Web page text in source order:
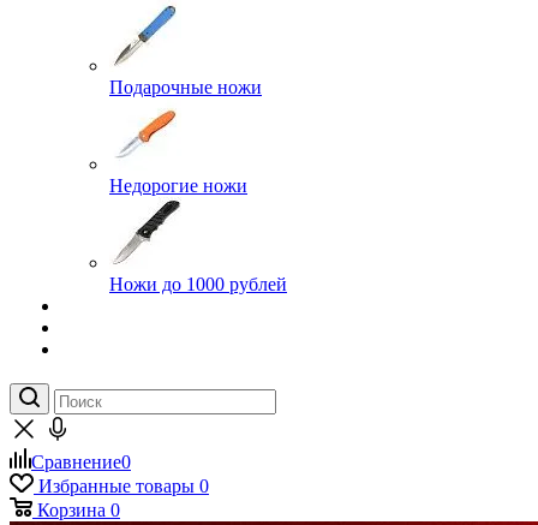
Подарочные ножи
Недорогие ножи
Ножи до 1000 рублей
Сравнение0
Избранные товары 0
Корзина 0